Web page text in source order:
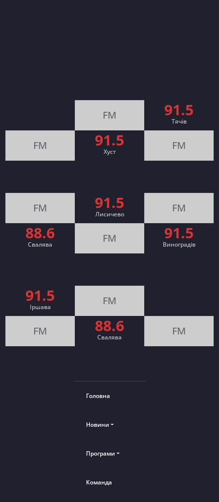
FM 91.5
Тячів
FM 91.5
Хуст FM
FM 91.5
Лисичево FM
88.6
Свалява FM 91.5
Виноградів
91.5
Іршава FM
FM 88.6
Cвалява FM
Головна
Новини
Програми
Команда